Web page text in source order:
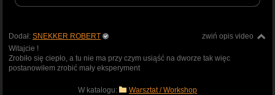
zwiń opis video
Dodał: SNEKKER ROBERT
Witajcie !
Zrobiło się ciepło, a tu nie ma przy czym usiąść na dworze tak więc
postanowiłem zrobić mały eksperyment
W katalogu: Warsztat / Workshop